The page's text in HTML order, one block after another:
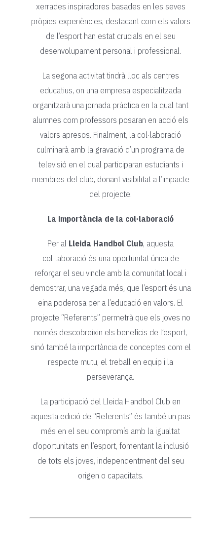
xerrades inspiradores basades en les seves
pròpies experiències, destacant com els valors
de l’esport han estat crucials en el seu
desenvolupament personal i professional.
La segona activitat tindrà lloc als centres
educatius, on una empresa especialitzada
organitzarà una jornada pràctica en la qual tant
alumnes com professors posaran en acció els
valors apresos. Finalment, la col·laboració
culminarà amb la gravació d’un programa de
televisió en el qual participaran estudiants i
membres del club, donant visibilitat a l’impacte
del projecte.
La importància de la col·laboració
Per al Lleida Handbol Club, aquesta
col·laboració és una oportunitat única de
reforçar el seu vincle amb la comunitat local i
demostrar, una vegada més, que l’esport és una
eina poderosa per a l’educació en valors. El
projecte “Referents” permetrà que els joves no
només descobreixin els beneficis de l’esport,
sinó també la importància de conceptes com el
respecte mutu, el treball en equip i la
perseverança.
La participació del Lleida Handbol Club en
aquesta edició de “Referents” és també un pas
més en el seu compromís amb la igualtat
d’oportunitats en l’esport, fomentant la inclusió
de tots els joves, independentment del seu
origen o capacitats.